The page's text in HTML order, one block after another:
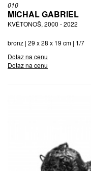
010
MICHAL GABRIEL
KVĚTONOŠ, 2000 - 2022
bronz | 29 x 28 x 19 cm | 1/7
Dotaz na cenu
Dotaz na cenu